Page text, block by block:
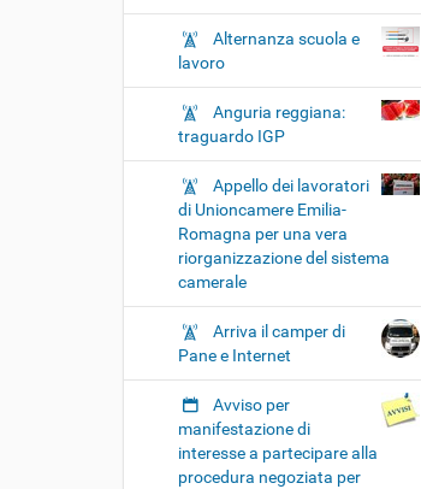
Alternanza scuola e
lavoro
Anguria reggiana:
traguardo IGP
Appello dei lavoratori
di Unioncamere Emilia-
Romagna per una vera
riorganizzazione del sistema
camerale
Arriva il camper di
Pane e Internet
Avviso per
manifestazione di
interesse a partecipare alla
procedura negoziata per